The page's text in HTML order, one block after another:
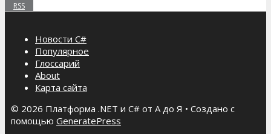
RSS
Новости C#
Популярное
Глоссарий
About
Карта сайта
© 2026 Платформа .NET и C# от А до Я • Создано с
помощью GeneratePress